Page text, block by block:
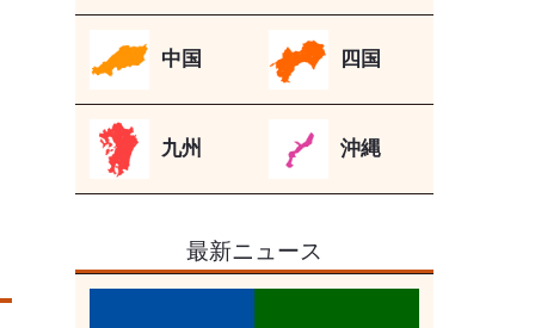
中国 四国
九州 沖縄
最新ニュース